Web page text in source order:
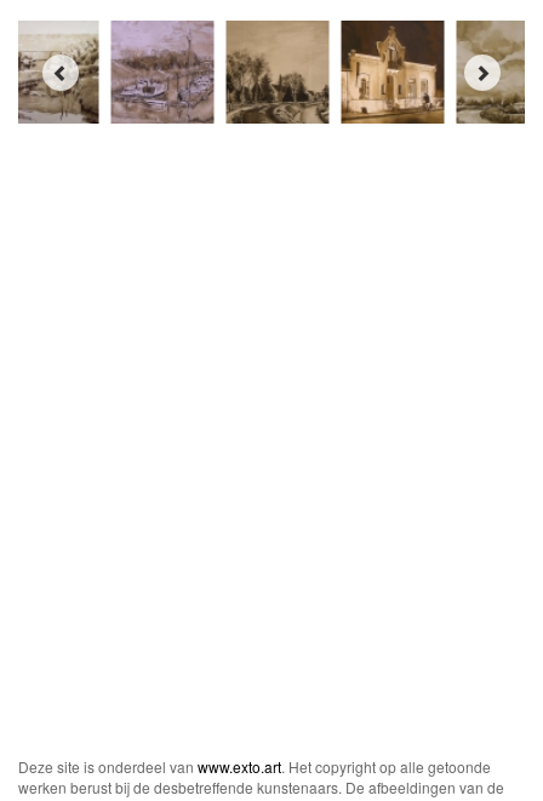
Deze site is onderdeel van www.exto.art. Het copyright op alle getoonde
werken berust bij de desbetreffende kunstenaars. De afbeeldingen van de